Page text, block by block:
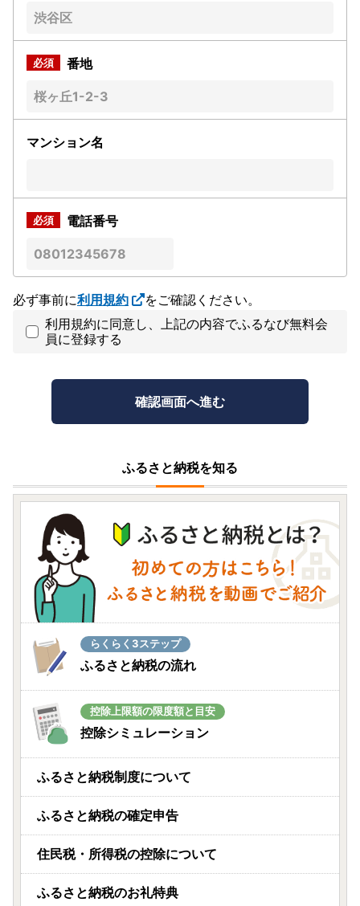
番地
マンション名
電話番号
必ず事前に利用規約
をご確認ください。
利用規約に同意し、上記の内容でふるなび無料会
員に登録する
ふるさと納税を知る
らくらく3ステップ
ふるさと納税の流れ
控除上限額の限度額と目安
控除シミュレーション
ふるさと納税制度について
ふるさと納税の確定申告
住民税・所得税の控除について
ふるさと納税のお礼特典